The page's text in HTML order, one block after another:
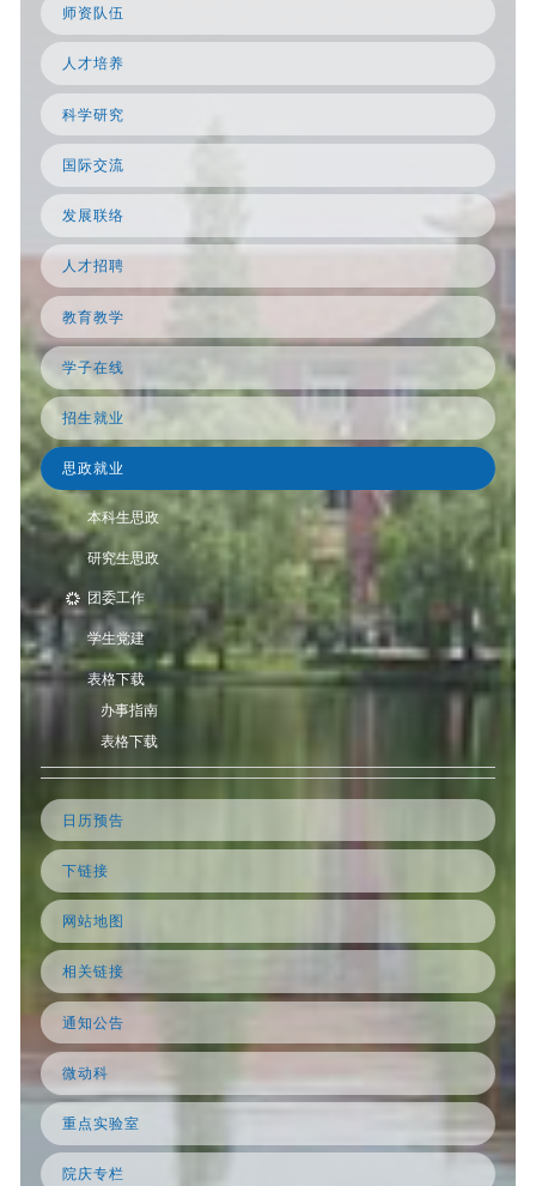
师资队伍
人才培养
科学研究
国际交流
发展联络
人才招聘
教育教学
学子在线
招生就业
思政就业
本科生思政
研究生思政
团委工作
学生党建
表格下载
办事指南
表格下载
日历预告
下链接
网站地图
相关链接
通知公告
微动科
重点实验室
院庆专栏